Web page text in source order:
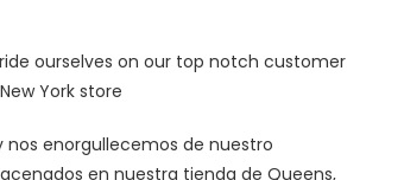
ourselves on our top notch customer
York store
enorgullecemos de nuestro
en nuestra tienda de Queens,